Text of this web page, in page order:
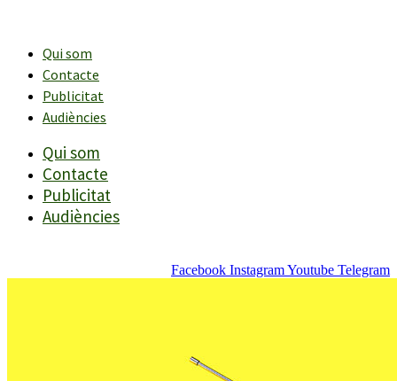
contingutQui som
Contacte
Publicitat
Audiències
Qui som
Contacte
Publicitat
Audiències
Facebook InstagramYoutube Telegram